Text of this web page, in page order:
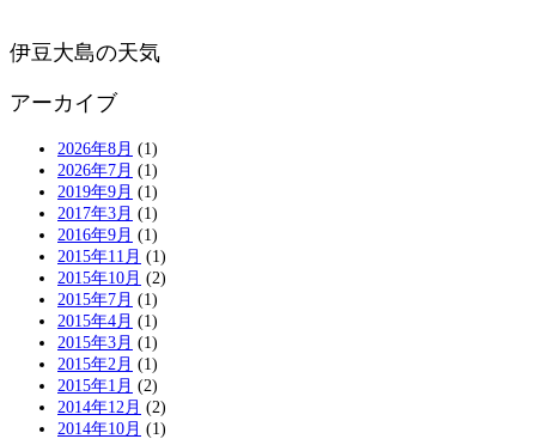
伊豆大島の天気
アーカイブ
2026年8月 (1)
2026年7月 (1)
2019年9月 (1)
2017年3月 (1)
2016年9月 (1)
2015年11月 (1)
2015年10月 (2)
2015年7月 (1)
2015年4月 (1)
2015年3月 (1)
2015年2月 (1)
2015年1月 (2)
2014年12月 (2)
2014年10月 (1)